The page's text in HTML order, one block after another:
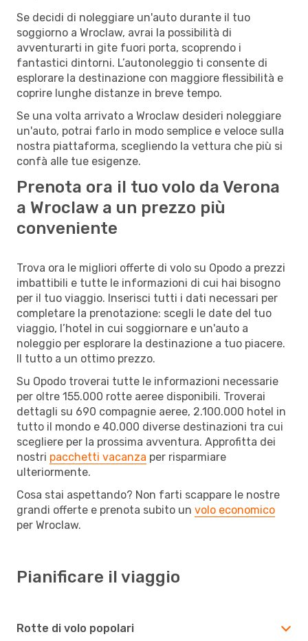
Se decidi di noleggiare un'auto durante il tuo
soggiorno a Wroclaw, avrai la possibilità di
avventurarti in gite fuori porta, scoprendo i
fantastici dintorni. L’autonoleggio ti consente di
esplorare la destinazione con maggiore flessibilità e
coprire lunghe distanze in breve tempo.
Se una volta arrivato a Wroclaw desideri noleggiare
un'auto, potrai farlo in modo semplice e veloce sulla
nostra piattaforma, scegliendo la vettura che più si
confà alle tue esigenze.
Prenota ora il tuo volo da Verona
a Wroclaw a un prezzo più
conveniente
Trova ora le migliori offerte di volo su Opodo a prezzi
imbattibili e tutte le informazioni di cui hai bisogno
per il tuo viaggio. Inserisci tutti i dati necessari per
completare la prenotazione: scegli le date del tuo
viaggio, l’hotel in cui soggiornare e un'auto a
noleggio per esplorare la destinazione a tuo piacere.
Il tutto a un ottimo prezzo.
Su Opodo troverai tutte le informazioni necessarie
per oltre 155.000 rotte aeree disponibili. Troverai
dettagli su 690 compagnie aeree, 2.100.000 hotel in
tutto il mondo e 40.000 diverse destinazioni tra cui
scegliere per la prossima avventura. Approfitta dei
nostri pacchetti vacanza per risparmiare
ulteriormente.
Cosa stai aspettando? Non farti scappare le nostre
grandi offerte e prenota subito un volo economico
per Wroclaw.
Pianificare il viaggio
Rotte di volo popolari